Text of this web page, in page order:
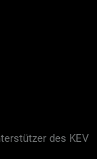
des KEV